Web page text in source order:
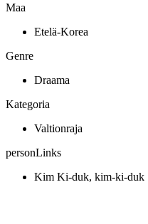
Maa
Etelä-Korea
Genre
Draama
Kategoria
Valtionraja
personLinks
Kim Ki-duk, kim-ki-duk